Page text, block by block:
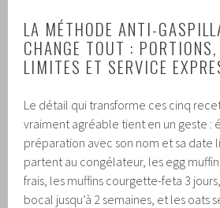
LA MÉTHODE ANTI-
CHANGE TOUT :
LIMITES ET SERVICE
Le détail qui transforme ces cinq
vraiment agréable tient en un geste :
préparation avec son nom et sa date
partent au congélateur, les egg
frais, les muffins courgette-feta 3
bocal jusqu’à 2 semaines, et les oats